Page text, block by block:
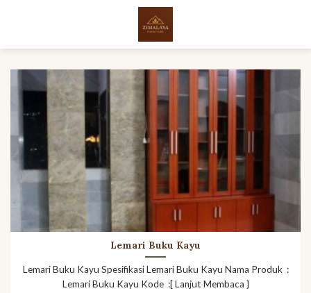
Lemari Buku Kayu
Lemari Buku Kayu Spesifikasi Lemari Buku Kayu Nama Produk :
Lemari Buku Kayu Kode :[ Lanjut Membaca }